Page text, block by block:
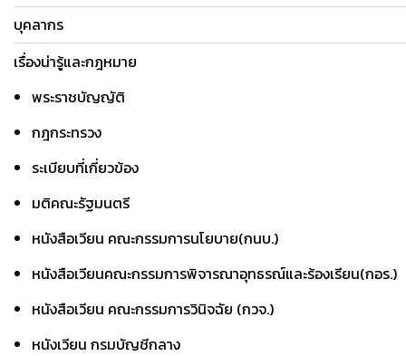
บุคลากร
เรื่องน่ารู้และกฎหมาย
พระราชบัญญัติ
กฎกระทรวง
ระเบียบที่เกี่ยวข้อง
มติคณะรัฐมนตรี
หนังสือเวียน คณะกรรมการนโยบาย(กนบ.)
หนังสือเวียนคณะกรรมการพิจารณาอุทธรณ์และร้องเรียน(กอร.)
หนังสือเวียน คณะกรรมการวินิจฉัย (กวจ.)
หนังเวียน กรมบัญชีกลาง